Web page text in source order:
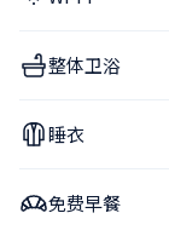
整体卫浴
睡衣
免费早餐